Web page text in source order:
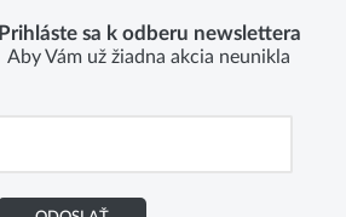
Prihláste sa k odberu newslettera
Aby Vám už žiadna akcia neunikla